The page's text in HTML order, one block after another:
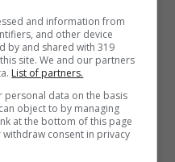
100% fino a 2000€
fino a 50€ in Bonus
and information from
and other device
by and shared with 319
site. We and our partners
List of partners.
personal data on the basis
object to by managing
at the bottom of this page
consent in privacy